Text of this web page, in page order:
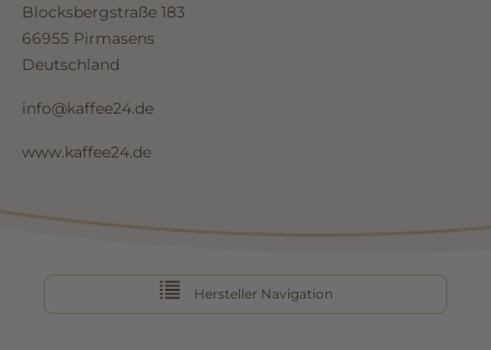
Blocksbergstraße 183
66955 Pirmasens
Deutschland
info@kaffee24.de
www.kaffee24.de
Hersteller Navigation